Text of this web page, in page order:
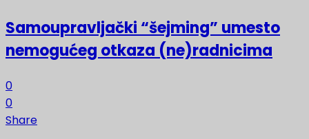
Samoupravljački “šejming” umesto
nemogućeg otkaza (ne)radnicima
0
0
Share